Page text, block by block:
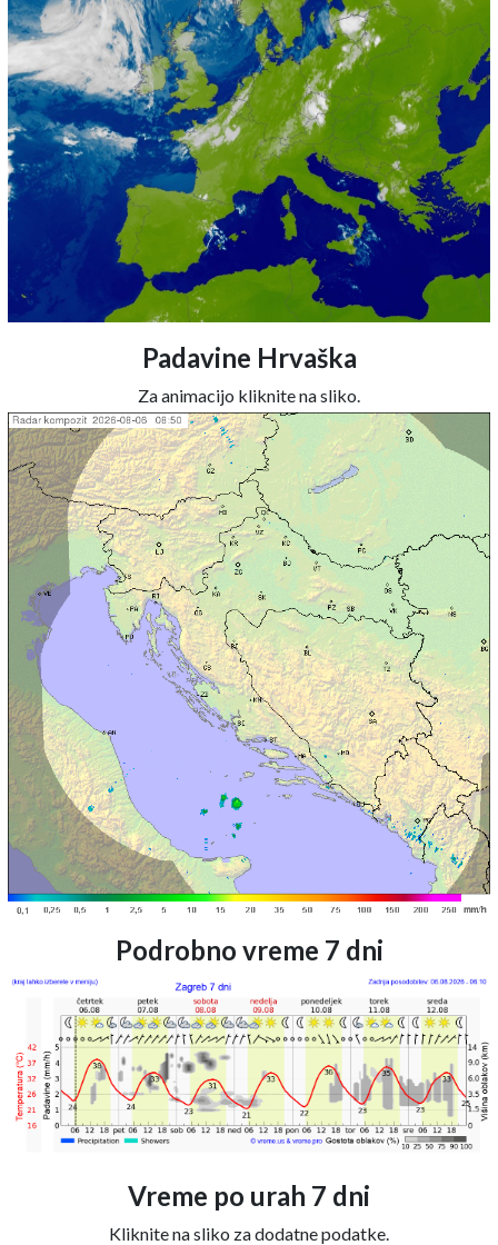
Padavine Hrvaška
Za animacijo kliknite na sliko.
Podrobno vreme 7 dni
Vreme po urah 7 dni
Kliknite na sliko za dodatne podatke.